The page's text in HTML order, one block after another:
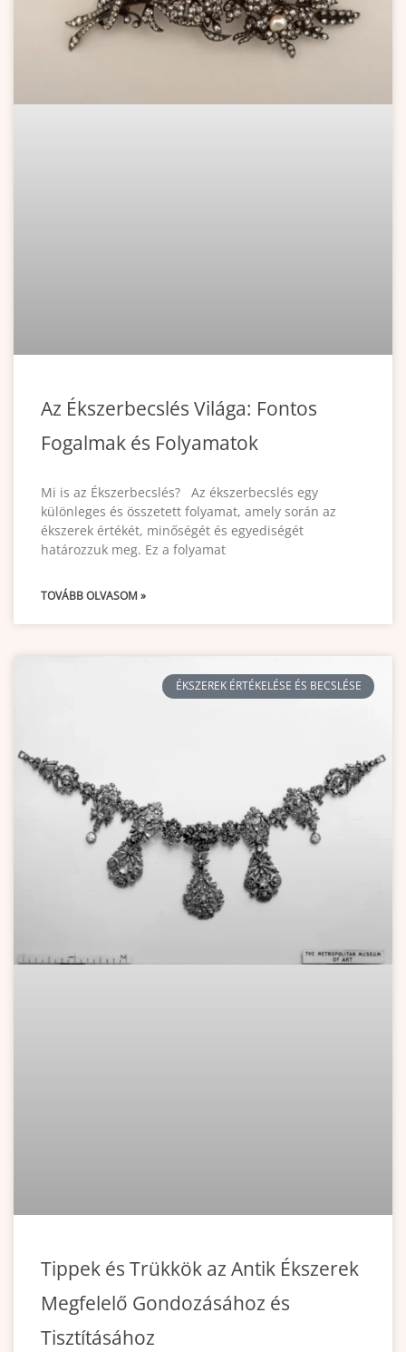
Az Ékszerbecslés Világa: Fontos
Fogalmak és Folyamatok
Mi is az Ékszerbecslés? Az ékszerbecslés egy
különleges és összetett folyamat, amely során az
ékszerek értékét, minőségét és egyediségét
határozzuk meg. Ez a folyamat
TOVÁBB OLVASOM »
ÉKSZEREK ÉRTÉKELÉSE ÉS BECSLÉSE
Tippek és Trükkök az Antik Ékszerek
Megfelelő Gondozásához és
Tisztításához